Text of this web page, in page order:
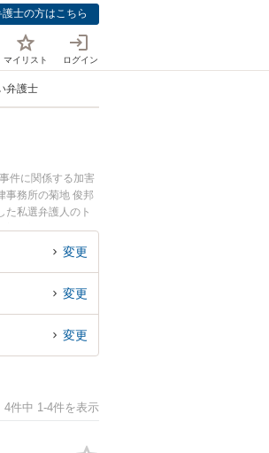
護士の方はこちら
マイリスト ログイン
弁護士
件に関係する加害
事務所の菊地 俊邦
た私選弁護人のト
蘭市内の弁護士に
変更
変更
変更
4件中 1-4件を表示